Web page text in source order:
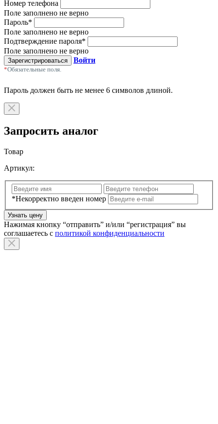
Номер телефона
Поле заполнено не верно
Пароль*
Поле заполнено не верно
Подтверждение пароля*
Поле заполнено не верно
Зарегистрироваться Войти
*Обязательные поля.
Пароль должен быть не менее 6 символов длиной.
Запросить аналог
Товар
Артикул:
*Некорректно введен номер
Узнать цену
Нажимая кнопку “отправить” и/или “регистрация” вы
соглашаетесь с политикой конфиденциальности